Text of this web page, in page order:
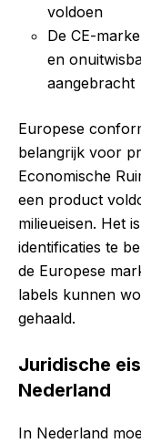
voldoen
De CE-
en
aangebracht
Europese
belangrijk voor
Economische
een product
milieueisen. Het
identificaties te
de Europese
labels kunnen
gehaald.
Juridische
Nederland
In Nederland